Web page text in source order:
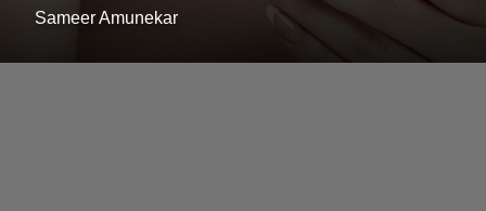
Sameer Amunekar